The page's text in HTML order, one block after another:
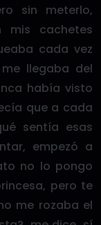
sin meterlo,
mis cachetes
cada vez
llegaba del
había visto
que a cada
sentía esas
empezó a
no lo pongo
pero te
me rozaba el